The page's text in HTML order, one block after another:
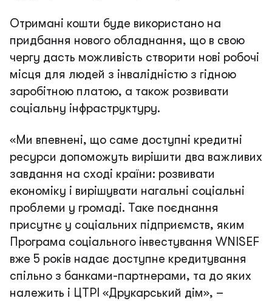
Отримані кошти буде використано на
придбання нового обладнання, що в свою
чергу дасть можливість створити нові робочі
місця для людей з інвалідністю з гідною
заробітною платою, а також розвивати
соціальну інфраструктуру.
«Ми впевнені, що саме доступні кредитні
ресурси допоможуть вирішити два важливих
завдання на сході країни: розвивати
економіку і вирішувати нагальні соціальні
проблеми у громаді. Таке поєднання
присутнє у соціальних підприємств, яким
Програма соціального інвестування WNISEF
вже 5 років надає доступне кредитування
спільно з банками-партнерами, та до яких
належить і ЦТРІ «Друкарський дім», –